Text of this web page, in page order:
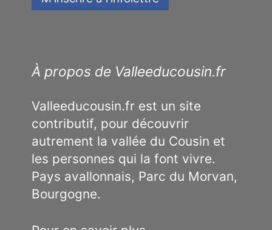
À propos de Valleeducousin.fr
Valleeducousin.fr est un site
contributif, pour découvrir
autrement la vallée du Cousin et
les personnes qui la font vivre.
Pays avallonnais, Parc du Morvan,
Bourgogne.